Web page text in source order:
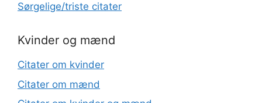
Sørgelige/triste citater
Kvinder og mænd
Citater om kvinder
Citater om mænd